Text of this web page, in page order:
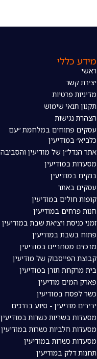
מידע כללי
ראשי
יצירת קשר
מדיניות פרטיות
תקנון תנאי שימוש
הצהרת נגישות
עסקים פתוחים במלחמת ״עם
כלביא״ במודיעין
אתר הנדל״ן של מודיעין והסביבה
מסעדות במודיעין
בנקים במודיעין
עסקים באתר
קופות חולים במודיעין
חנות פרחים במודיעין
זמני כניסת ויציאת שבת במודיעין
פתוח בשבת במודיעין
מרכזים מסחריים במודיעין
קבוצת הפייסבוק של מודיעין
בית מרקחת תורן במודיעין
פארק המים מודיעין
כשר לפסח במודיעין
ידידים מודיעין - סיוע בדרכים
מסעדות בשריות כשרות במודיעין
מסעדות חלביות כשרות במודיעין
מסעדות כשרות במודיעין
תחנות דלק במודיעין